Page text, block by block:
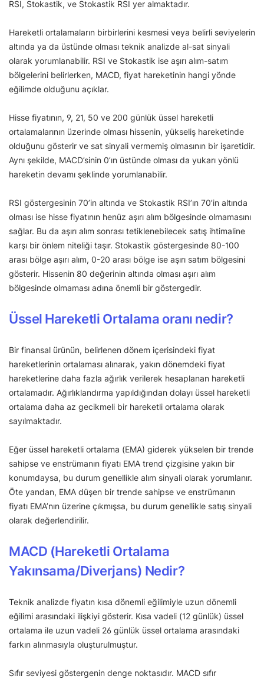
RSI, Stokastik, ve Stokastik RSI yer almaktadır.
Hareketli ortalamaların birbirlerini kesmesi veya belirli seviyelerin
altında ya da üstünde olması teknik analizde al-sat sinyali
olarak yorumlanabilir. RSI ve Stokastik ise aşırı alım-satım
bölgelerini belirlerken, MACD, fiyat hareketinin hangi yönde
eğilimde olduğunu açıklar.
Hisse fiyatının, 9, 21, 50 ve 200 günlük üssel hareketli
ortalamalarının üzerinde olması hissenin, yükseliş hareketinde
olduğunu gösterir ve sat sinyali vermemiş olmasının bir işaretidir.
Aynı şekilde, MACD’sinin 0’ın üstünde olması da yukarı yönlü
hareketin devamı şeklinde yorumlanabilir.
RSI göstergesinin 70’in altında ve Stokastik RSI’ın 70’in altında
olması ise hisse fiyatının henüz aşırı alım bölgesinde olmamasını
sağlar. Bu da aşırı alım sonrası tetiklenebilecek satış ihtimaline
karşı bir önlem niteliği taşır. Stokastik göstergesinde 80-100
arası bölge aşırı alım, 0-20 arası bölge ise aşırı satım bölgesini
gösterir. Hissenin 80 değerinin altında olması aşırı alım
bölgesinde olmaması adına önemli bir göstergedir.
Üssel Hareketli Ortalama oranı nedir?
Bir finansal ürünün, belirlenen dönem içerisindeki fiyat
hareketlerinin ortalaması alınarak, yakın dönemdeki fiyat
hareketlerine daha fazla ağırlık verilerek hesaplanan hareketli
ortalamadır. Ağırlıklandırma yapıldığından dolayı üssel hareketli
ortalama daha az gecikmeli bir hareketli ortalama olarak
sayılmaktadır.
Eğer üssel hareketli ortalama (EMA) giderek yükselen bir trende
sahipse ve enstrümanın fiyatı EMA trend çizgisine yakın bir
konumdaysa, bu durum genellikle alım sinyali olarak yorumlanır.
Öte yandan, EMA düşen bir trende sahipse ve enstrümanın
fiyatı EMA’nın üzerine çıkmışsa, bu durum genellikle satış sinyali
olarak değerlendirilir.
MACD (Hareketli Ortalama
Yakınsama/Diverjans) Nedir?
Teknik analizde fiyatın kısa dönemli eğilimiyle uzun dönemli
eğilimi arasındaki ilişkiyi gösterir. Kısa vadeli (12 günlük) üssel
ortalama ile uzun vadeli 26 günlük üssel ortalama arasındaki
farkın alınmasıyla oluşturulmuştur.
Sıfır seviyesi göstergenin denge noktasıdır. MACD sıfır